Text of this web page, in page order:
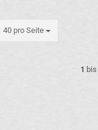
40 pro Seite
pro Seite
1 bis